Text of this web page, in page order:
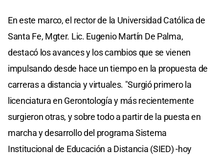
En este marco, el rector de la Universidad Católica de
Santa Fe, Mgter. Lic. Eugenio Martín De Palma,
destacó los avances y los cambios que se vienen
impulsando desde hace un tiempo en la propuesta de
carreras a distancia y virtuales. "Surgió primero la
licenciatura en Gerontología y más recientemente
surgieron otras, y sobre todo a partir de la puesta en
marcha y desarrollo del programa Sistema
Institucional de Educación a Distancia (SIED) -hoy